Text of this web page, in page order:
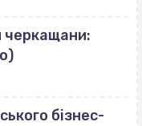
черкащани:
бізнес-